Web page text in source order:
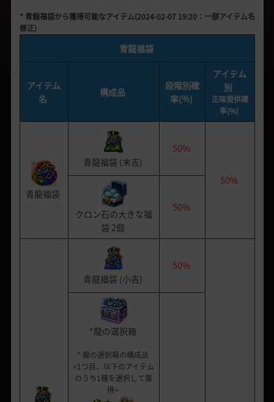
* 青龍福袋から獲得可能なアイテム(2024-02-07 19:20：一部アイテム名
修正)
青龍福袋
アイテム
名
構成品
段階別確
率(%)
アイテム
別
正味提供確
率(%)
青龍福袋
青龍福袋 (末吉)
50%
50%
クロン石の大きな福
袋 2個
50%
青龍福袋 (小吉)
50%
*龍の選択箱
* 龍の選択箱の構成品
<1つ目、以下のアイテム
のうち1種を選択して獲
得>